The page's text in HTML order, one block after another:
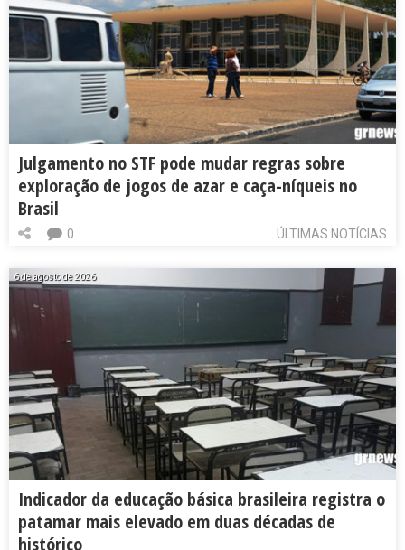
Julgamento no STF pode mudar regras sobre
exploração de jogos de azar e caça-níqueis no
Brasil
ÚLTIMAS NOTÍCIAS
0
6 de agosto de 2026
Indicador da educação básica brasileira registra o
patamar mais elevado em duas décadas de
histórico